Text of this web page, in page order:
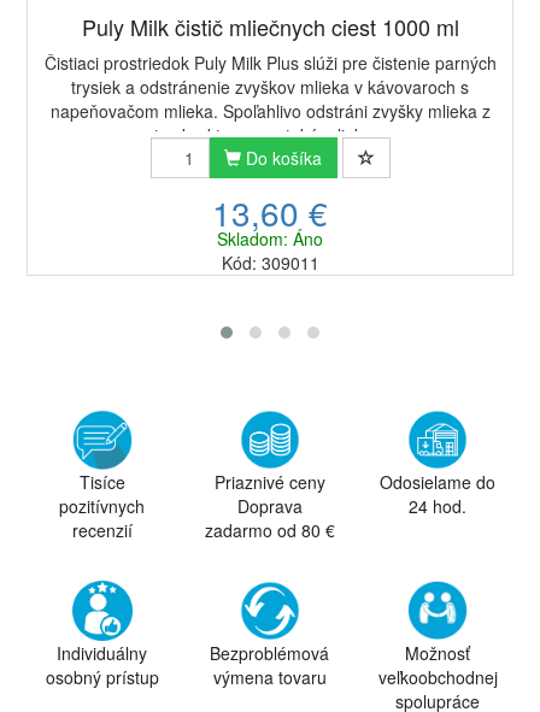
Puly Milk čistič mliečnych ciest 1000 ml
Čistiaci prostriedok Puly Milk Plus slúži pre čistenie parných
trysiek a odstránenie zvyškov mlieka v kávovaroch s
napeňovačom mlieka. Spoľahlivo odstráni zvyšky mlieka z
trysky, ktorou preteká mlieko...
Do košíka
13,60 €
Skladom: Áno
Kód: 309011
Tisíce
pozitívnych
recenzií
Priaznivé ceny
Doprava
zadarmo od 80 €
Odosielame do
24 hod.
Individuálny
osobný prístup
Bezproblémová
výmena tovaru
Možnosť
veľkoobchodnej
spolupráce